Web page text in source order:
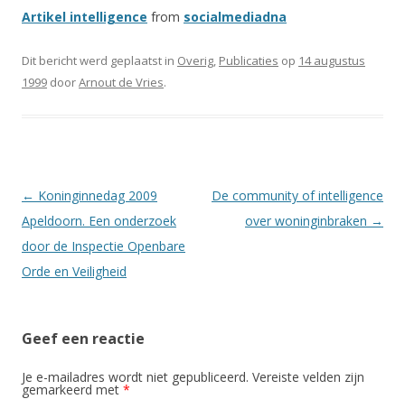
Artikel intelligence from socialmediadna
Dit bericht werd geplaatst in Overig, Publicaties op 14 augustus
1999 doorArnout de Vries.
Berichtnavigatie
← Koninginnedag 2009
Apeldoorn. Een onderzoek
door de Inspectie Openbare
Orde en Veiligheid
De community of intelligence
over woninginbraken →
Geef een reactie
Je e-mailadres wordt niet gepubliceerd. Vereiste velden zijn
gemarkeerd met *